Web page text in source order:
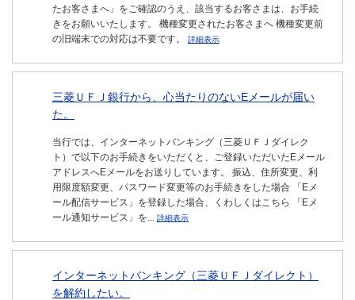
たお客さまへ」をご確認のうえ、該当するお客さまは、お手続
きをお願いいたします。 機種変更されたお客さまへ 機種変更前
の旧端末での対応は不要です。
詳細表示
三菱ＵＦＪ銀行から、心当たりのないEメールが届い
た。
当行では、インターネットバンキング（三菱ＵＦＪダイレク
ト）で以下のお手続きをいただくと、ご登録いただいたEメール
アドレスへEメールをお送りしています。 振込、住所変更、利
用限度額変更、パスワード変更等のお手続きをした場合 「Eメ
ール配信サービス」を登録した場合、くわしくはこちら 「Eメ
ール通知サービス」を... 詳細表示
インターネットバンキング（三菱ＵＦＪダイレクト）
を解約したい。